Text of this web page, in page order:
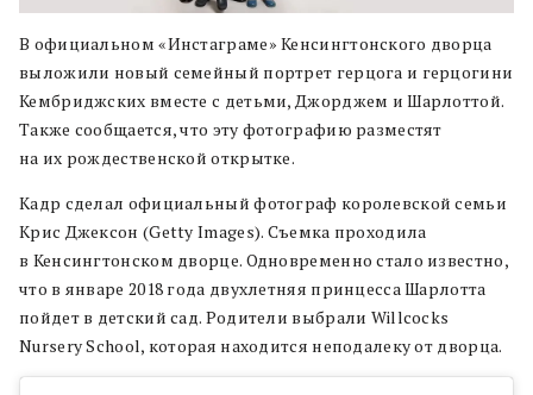
В официальном «Инстаграме» Кенсингтонского дворца
выложили новый семейный портрет герцога и герцогини
Кембриджских вместе с детьми, Джорджем и Шарлоттой.
Также сообщается, что эту фотографию разместят
на их рождественской открытке.
Кадр сделал официальный фотограф королевской семьи
Крис Джексон (Getty Images). Съемка проходила
в Кенсингтонском дворце. Одновременно стало известно,
что в январе 2018 года двухлетняя принцесса Шарлотта
пойдет в детский сад. Родители выбрали Willcocks
Nursery School, которая находится неподалеку от дворца.